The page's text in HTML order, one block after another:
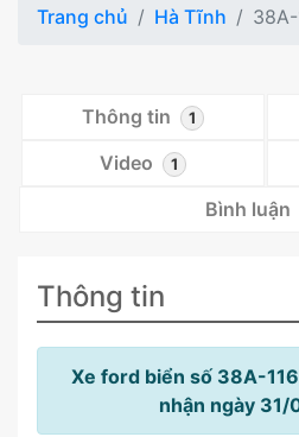
Trang chủ Hà Tĩnh 38A-
Thông tin 1
Video 1
Bình luận
Thông tin
Xe ford biển số 38A-
nhận ngày